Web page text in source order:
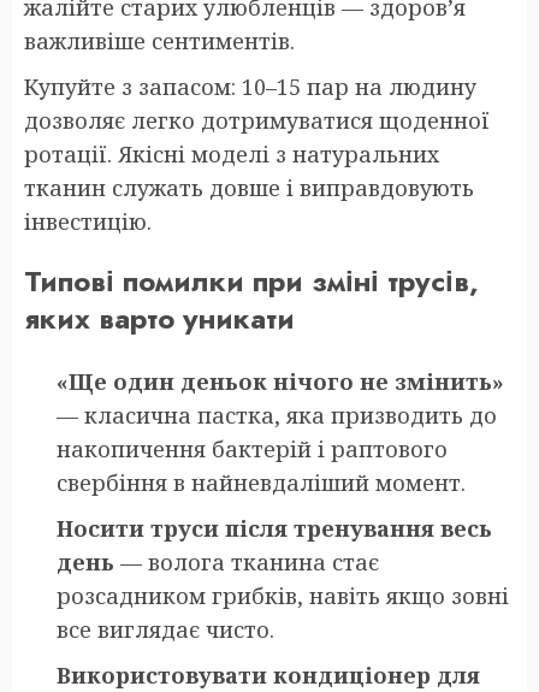
жалійте старих улюбленців — здоров’я
важливіше сентиментів.
Купуйте з запасом: 10–15 пар на людину
дозволяє легко дотримуватися щоденної
ротації. Якісні моделі з натуральних
тканин служать довше і виправдовують
інвестицію.
Типові помилки при зміні трусів,
яких варто уникати
«Ще один деньок нічого не змінить»
— класична пастка, яка призводить до
накопичення бактерій і раптового
свербіння в найневдаліший момент.
Носити труси після тренування весь
день — волога тканина стає
розсадником грибків, навіть якщо зовні
все виглядає чисто.
Використовувати кондиціонер для